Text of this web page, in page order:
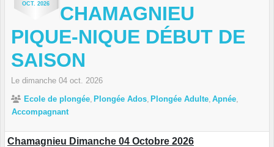
OCT. 2026
CHAMAGNIEU
PIQUE-NIQUE DÉBUT DE
SAISON
Le dimanche 04 oct. 2026
Ecole de plongée Plongée Ados Plongée Adulte Apnée
Accompagnant
Chamagnieu Dimanche 04 Octobre 2026